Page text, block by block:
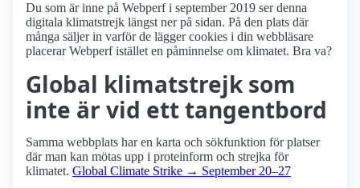
Du som är inne på Webperf i september 2019 ser denna
digitala klimatstrejk längst ner på sidan. På den plats där
många säljer in varför de lägger cookies i din webbläsare
placerar Webperf istället en påminnelse om klimatet. Bra va?
Global klimatstrejk som
inte är vid ett tangentbord
Samma webbplats har en karta och sökfunktion för platser
där man kan mötas upp i proteinform och strejka för
klimatet. Global Climate Strike → September 20–27